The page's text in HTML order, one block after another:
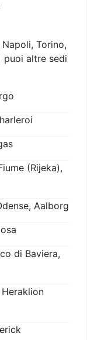
Torino,
puoi altre sedi
(Rijeka),
Aalborg
di Baviera,